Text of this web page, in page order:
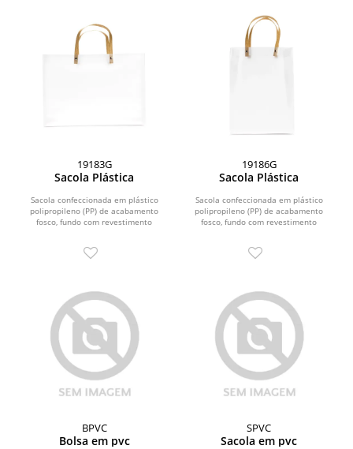
19183G
Sacola Plástica
Sacola confeccionada em plástico
polipropileno (PP) de acabamento
fosco, fundo com revestimento
19186G
Sacola Plástica
Sacola confeccionada em plástico
polipropileno (PP) de acabamento
fosco, fundo com revestimento
BPVC
Bolsa em pvc
SPVC
Sacola em pvc